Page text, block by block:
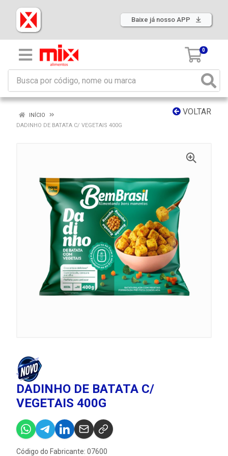
Baixe já nosso APP
0
VOLTAR
INÍCIO
DADINHO DE BATATA C/ VEGETAIS 400G
DADINHO DE BATATA C/
VEGETAIS 400G
Código do Fabricante: 07600